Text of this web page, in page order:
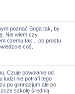
poznać Boga tak, by
Nie wiem czy
czemu tak .. po prostu
coś.
Czuje powołanie od
ludzi nie potrafi tego
po gimnazjum ale po
szkołę średnią.